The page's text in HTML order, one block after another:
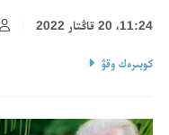
11:24، 20 قاڭتار 2022
كوبىرەك وقۋ